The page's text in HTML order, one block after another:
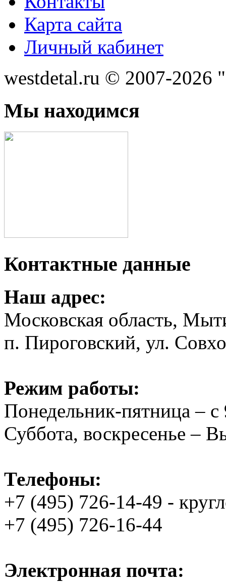
Карта сайта
Личный кабинет
westdetal.ru © 2007-2026
Мы находимся
Контактные данные
Наш адрес:
Московская область,
п. Пироговский, ул.
Режим работы:
Понедельник-пятница –
Суббота, воскресенье –
Телефоны:
+7 (495) 726-14-49 -
+7 (495) 726-16-44
Электронная почта: